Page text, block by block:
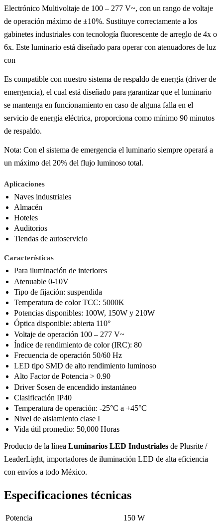
Electrónico Multivoltaje de 100 – 277 V~, con un rango de voltaje
de operación máximo de ±10%. Sustituye correctamente a los
gabinetes industriales con tecnología fluorescente de arreglo de 4x o
6x. Este luminario está diseñado para operar con atenuadores de luz
con
Es compatible con nuestro sistema de respaldo de energía (driver de
emergencia), el cual está diseñado para garantizar que el luminario
se mantenga en funcionamiento en caso de alguna falla en el
servicio de energía eléctrica, proporciona como mínimo 90 minutos
de respaldo.
Nota: Con el sistema de emergencia el luminario siempre operará a
un máximo del 20% del flujo luminoso total.
Aplicaciones
Naves industriales
Almacén
Hoteles
Auditorios
Tiendas de autoservicio
Características
Para iluminación de interiores
Atenuable 0-10V
Tipo de fijación: suspendida
Temperatura de color TCC: 5000K
Potencias disponibles: 100W, 150W y 210W
Óptica disponible: abierta 110°
Voltaje de operación 100 – 277 V~
Índice de rendimiento de color (IRC): 80
Frecuencia de operación 50/60 Hz
LED tipo SMD de alto rendimiento luminoso
Alto Factor de Potencia > 0.90
Driver Sosen de encendido instantáneo
Clasificación IP40
Temperatura de operación: -25°C a +45°C
Nivel de aislamiento clase I
Vida útil promedio: 50,000 Horas
Producto de la línea Luminarios LED Industriales de Plusrite /
LeaderLight, importadores de iluminación LED de alta eficiencia
con envíos a todo México.
Especificaciones técnicas
Potencia
150 W